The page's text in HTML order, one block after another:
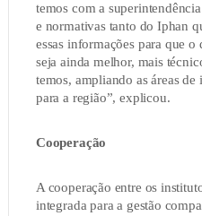
temos com a
e normativas tanto do Iphan
essas informações para que
seja ainda melhor, mais
temos, ampliando as áreas
para a região”, explicou.
Cooperação
A cooperação entre os
integrada para a gestão